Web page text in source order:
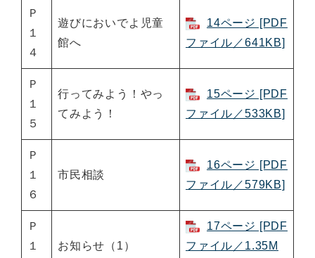
Ｐ
１
４
遊びにおいでよ児童
館へ
14ページ [PDF
ファイル／641KB]
Ｐ
１
５
行ってみよう！やっ
てみよう！
15ページ [PDF
ファイル／533KB]
Ｐ
１
６
市民相談
16ページ [PDF
ファイル／579KB]
Ｐ
１
お知らせ（1）
17ページ [PDF
ファイル／1.35M